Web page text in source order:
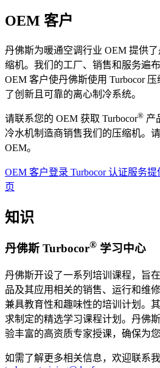
OEM 客户
丹佛斯为暖通空调行业 OEM 提供
缩机。我们的工厂、销售和服务遍
OEM 客户使丹佛斯使用 Turbocor
了创新且可靠的离心制冷系统。
请联系您的 OEM 获取 Turbocor® 产
冷水机制造商销售我们的压缩机。
OEM。
OEM 客户登录 Turbocor 认证服务提
页
知识
丹佛斯 Turbocor® 学习中心
丹佛斯开设了一系列培训课程，旨
品及其应用相关的销售、运行和维
兼具教育性和趣味性的培训计划。
求制定的精选学习课程计划。丹佛
验丰富的高资质专家授课，确保为
如需了解更多相关信息，欢迎联系我